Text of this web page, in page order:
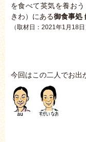
を食べて英気を養お
きわ）にある御食事処
（取材日：2021年1月18日
今回はこの二人でお出